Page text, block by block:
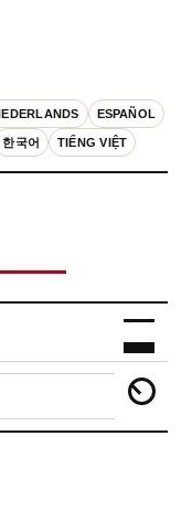
ESPAÑOL
한국어 TIẾNG VIỆT